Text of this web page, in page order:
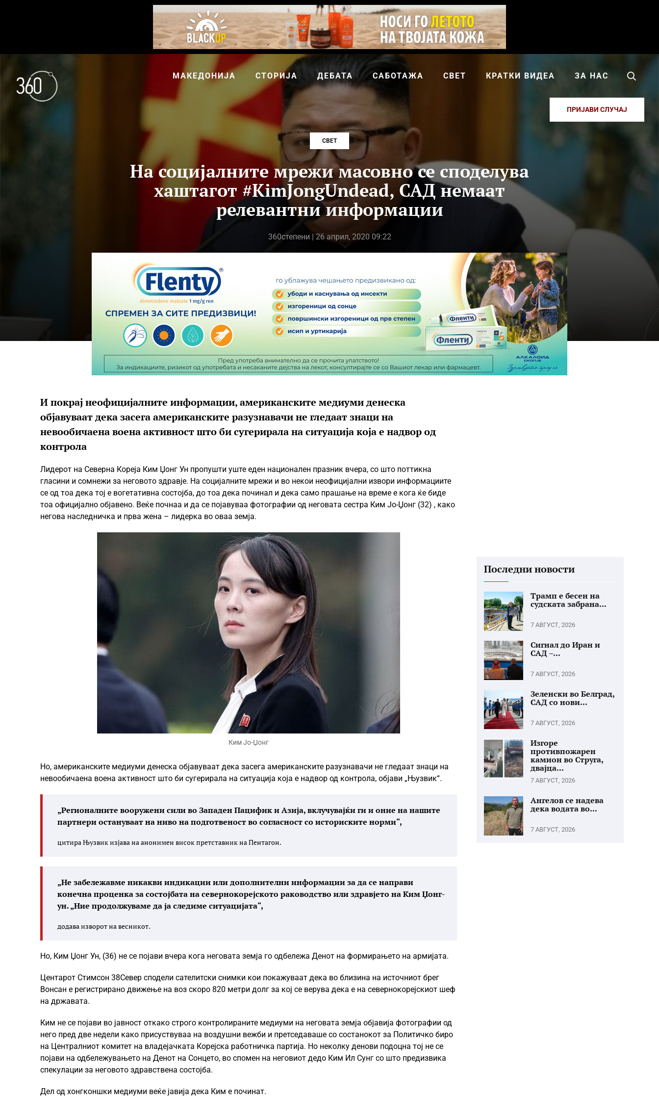
МАКЕДОНИЈА СТОРИЈА ДЕБАТА САБОТАЖА СВЕТ КРАТКИ ВИДЕА ЗА НАС
ПРИЈАВИ СЛУЧАЈ
СВЕТ
На социјалните мрежи масовно се споделува
хаштагот #KimJongUndead, САД немаат
релевантни информации
360степени | 26 април, 2020 09:22
И покрај неофицијалните информации, американските медиуми денеска
објавуваат дека засега американските разузнавачи не гледаат знаци на
невообичаена воена активност што би сугерирала на ситуација која е надвор од
контрола
Лидерот на Северна Кореја Ким Џонг Ун пропушти уште еден национален празник вчера, со што поттикна
гласини и сомнежи за неговото здравје. На социјалните мрежи и во некои неофицијални извори информациите
се од тоа дека тој е вогетативна состојба, до тоа дека починал и дека само прашање на време е кога ќе биде
тоа официјално објавено. Веќе почнаа и да се појавуваа фотографии од неговата сестра Ким Јо-Џонг (32) , како
негова наследничка и прва жена – лидерка во оваа земја.
Ким Јо-Џонг
Но, американските медиуми денеска објавуваат дека засега американските разузнавачи не гледаат знаци на
невообичаена воена активност што би сугерирала на ситуација која е надвор од контрола, објави „Њузвик“.
„Регионалните вооружени сили во Западен Пацифик и Азија, вклучувајќи ги и оние на нашите
партнери остануваат на ниво на подготвеност во согласност со историските норми“,
цитира Њузвик изјава на анонимен висок претставник на Пентагон.
„Не забележавме никакви индикации или дополнителни информации за да се направи
конечна проценка за состојбата на севернокорејското раководство или здравјето на Ким Џонг-
ун. „Ние продолжуваме да ја следиме ситуацијата“,
додава изворот на весникот.
Но, Ким Џонг Ун, (36) не се појави вчера кога неговата земја го одбележа Денот на формирањето на армијата.
Центарот Стимсон 38Север сподели сателитски снимки кои покажуваат дека во близина на источниот брег
Вонсан е регистрирано движење на воз скоро 820 метри долг за кој се верува дека е на севернокорејскиот шеф
на државата.
Ким не се појави во јавност откако строго контролираните медиуми на неговата земја објавија фотографии од
него пред две недели како присуствуваа на воздушни вежби и претседаваше со состанокот за Политичко биро
на Централниот комитет на владејачката Корејска работничка партија. Но неколку денови подоцна тој не се
појави на одбележувањето на Денот на Сонцето, во спомен на неговиот дедо Ким Ил Сунг со што предизвика
спекулации за неговото здравствена состојба.
Дел од хонгконшки медиуми веќе јавија дека Ким е починат.
Последни новости
Трамп е бесен на
судската забрана...
7 АВГУСТ, 2026
Сигнал до Иран и
САД –...
7 АВГУСТ, 2026
Зеленски во Белград,
САД со нови...
7 АВГУСТ, 2026
Изгоре
противпожарен
камион во Струга,
двајца...
7 АВГУСТ, 2026
Ангелов се надева
дека водата во...
7 АВГУСТ, 2026